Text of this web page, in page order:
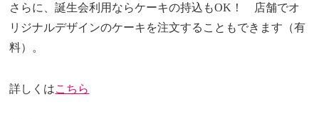
さらに、誕生会利用ならケーキの持込もOK！ 店舗でオ
リジナルデザインのケーキを注文することもできます（有
料）。
詳しくはこちら